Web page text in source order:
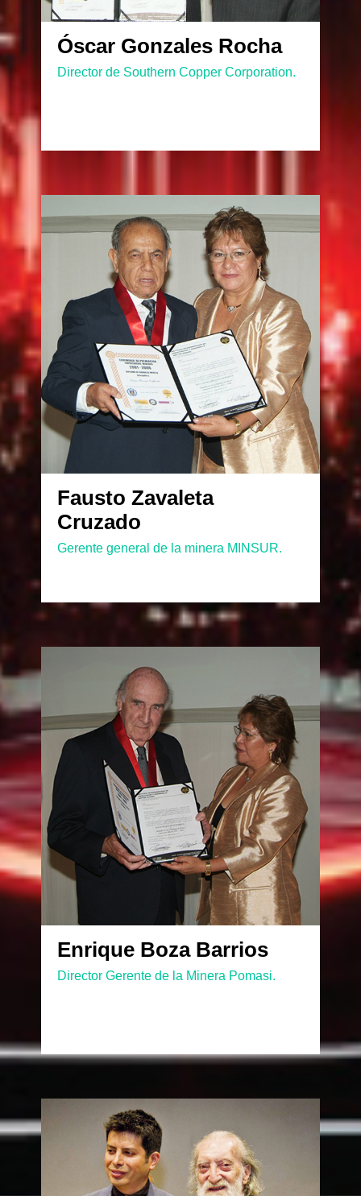
Óscar Gonzales Rocha
Director de Southern Copper Corporation.
Fausto Zavaleta
Cruzado
Gerente general de la minera MINSUR.
Enrique Boza Barrios
Director Gerente de la Minera Pomasi.